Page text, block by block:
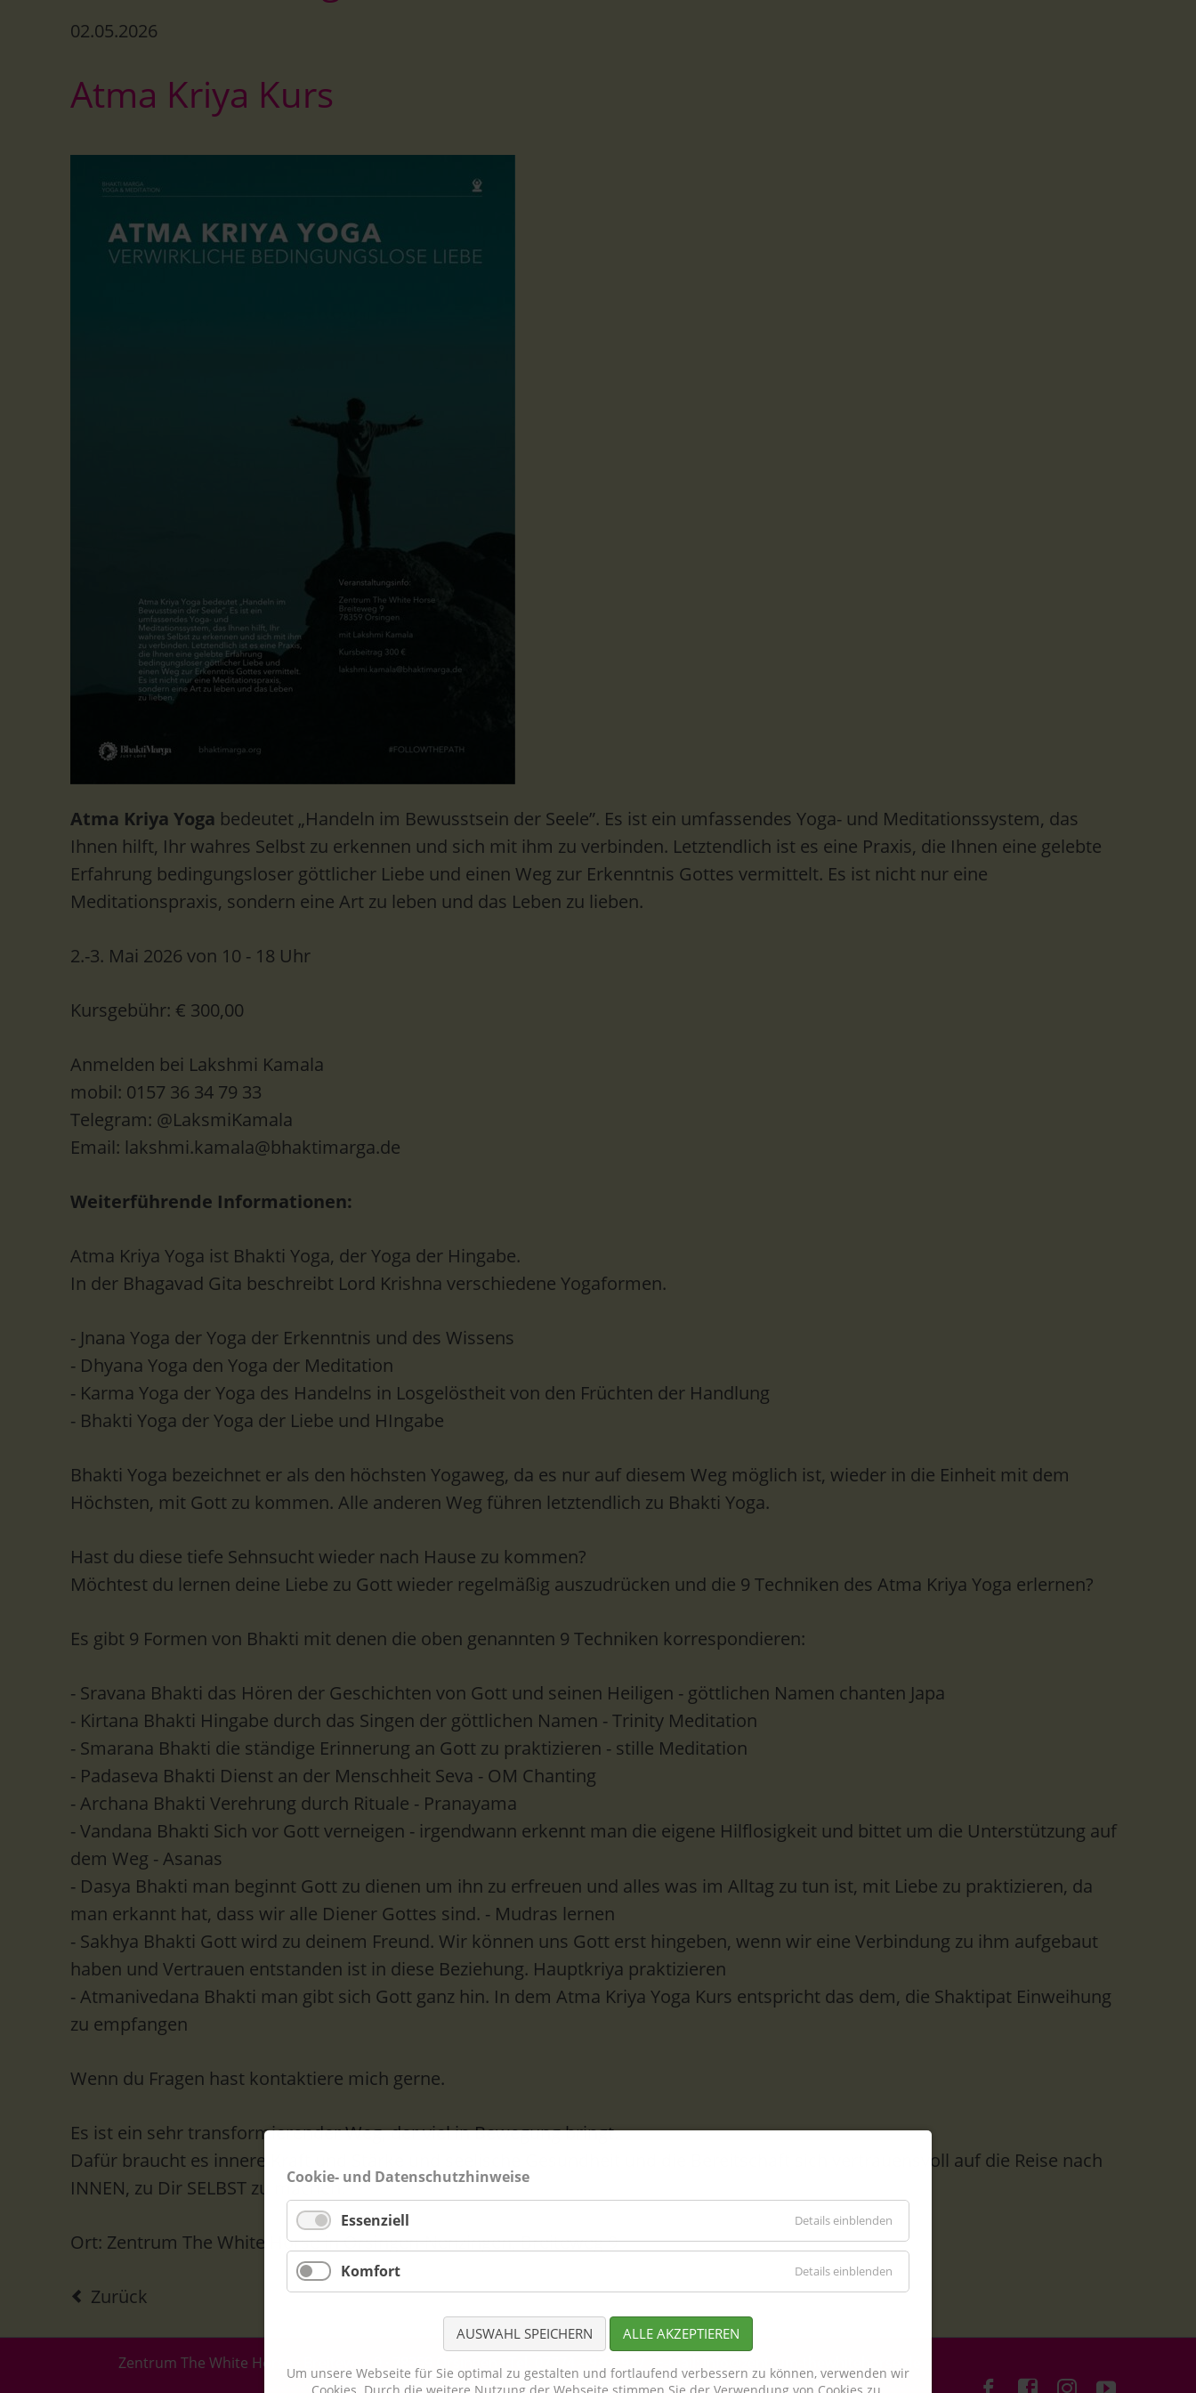
Cookie- und Datenschutzhinweise
Essenziell Details einblenden
Komfort Details einblenden
AUSWAHL SPEICHERN ALLE AKZEPTIEREN
Um unsere Webseite für Sie optimal zu gestalten und fortlaufend verbessern zu können, verwenden wir
02.05.2026
Atma Kriya Kurs
Atma Kriya Yoga bedeutet „Handeln im Bewusstsein der Seele”. Es ist ein umfassendes Yoga- und Meditationssystem, das
Ihnen hilft, Ihr wahres Selbst zu erkennen und sich mit ihm zu verbinden. Letztendlich ist es eine Praxis, die Ihnen eine gelebte
Erfahrung bedingungsloser göttlicher Liebe und einen Weg zur Erkenntnis Gottes vermittelt. Es ist nicht nur eine
Meditationspraxis, sondern eine Art zu leben und das Leben zu lieben.
2.-3. Mai 2026 von 10 - 18 Uhr
Kursgebühr: € 300,00
Anmelden bei Lakshmi Kamala
mobil: 0157 36 34 79 33
Telegram: @LaksmiKamala
Email: lakshmi.kamala@bhaktimarga.de
Weiterführende Informationen:
Atma Kriya Yoga ist Bhakti Yoga, der Yoga der Hingabe.
In der Bhagavad Gita beschreibt Lord Krishna verschiedene Yogaformen.
- Jnana Yoga der Yoga der Erkenntnis und des Wissens
- Dhyana Yoga den Yoga der Meditation
- Karma Yoga der Yoga des Handelns in Losgelöstheit von den Früchten der Handlung
- Bhakti Yoga der Yoga der Liebe und HIngabe
Bhakti Yoga bezeichnet er als den höchsten Yogaweg, da es nur auf diesem Weg möglich ist, wieder in die Einheit mit dem
Höchsten, mit Gott zu kommen. Alle anderen Weg führen letztendlich zu Bhakti Yoga.
Hast du diese tiefe Sehnsucht wieder nach Hause zu kommen?
Möchtest du lernen deine Liebe zu Gott wieder regelmäßig auszudrücken und die 9 Techniken des Atma Kriya Yoga erlernen?
Es gibt 9 Formen von Bhakti mit denen die oben genannten 9 Techniken korrespondieren:
- Sravana Bhakti das Hören der Geschichten von Gott und seinen Heiligen - göttlichen Namen chanten Japa
- Kirtana Bhakti Hingabe durch das Singen der göttlichen Namen - Trinity Meditation
- Smarana Bhakti die ständige Erinnerung an Gott zu praktizieren - stille Meditation
- Padaseva Bhakti Dienst an der Menschheit Seva - OM Chanting
- Archana Bhakti Verehrung durch Rituale - Pranayama
- Vandana Bhakti Sich vor Gott verneigen - irgendwann erkennt man die eigene Hilflosigkeit und bittet um die Unterstützung auf
dem Weg - Asanas
- Dasya Bhakti man beginnt Gott zu dienen um ihn zu erfreuen und alles was im Alltag zu tun ist, mit Liebe zu praktizieren, da
man erkannt hat, dass wir alle Diener Gottes sind. - Mudras lernen
- Sakhya Bhakti Gott wird zu deinem Freund. Wir können uns Gott erst hingeben, wenn wir eine Verbindung zu ihm aufgebaut
haben und Vertrauen entstanden ist in diese Beziehung. Hauptkriya praktizieren
- Atmanivedana Bhakti man gibt sich Gott ganz hin. In dem Atma Kriya Yoga Kurs entspricht das dem, die Shaktipat Einweihung
zu empfangen
Wenn du Fragen hast kontaktiere mich gerne.
Es ist ein sehr transformierender Weg, der viel in Bewegung bringt.
Dafür braucht es innere Kraft und Stärke und seelische Gesundheit und die Bereitschaft sich vertrauensvoll auf die Reise nach
INNEN, zu Dir SELBST zu machen.
Ort: Zentrum The White Horse in Orsingen-Nenzingen, Breiteweg 9
Zurück
Zentrum The White Horse · Breiteweg 9 · 78359 Orsingen · Tel. 07774 – 9397937 · E-Mail: info@zentrum-thewhitehorse.de